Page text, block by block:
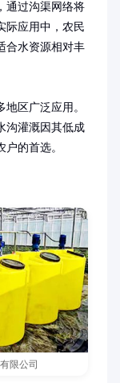
通过沟渠网络将
际应用中，农民
合水资源相对丰
区广泛应用。
沟灌溉因其低成
的首选。
限公司